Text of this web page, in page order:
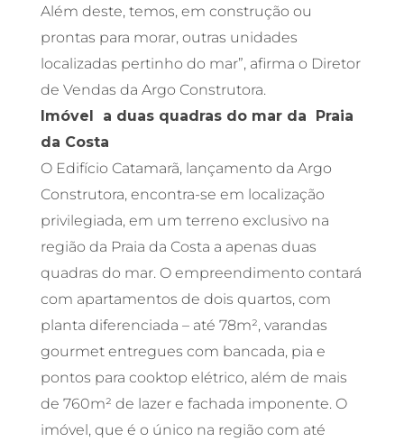
Além deste, temos, em construção ou
prontas para morar, outras unidades
localizadas pertinho do mar”, afirma o Diretor
de Vendas da Argo Construtora.
Imóvel a duas quadras do mar da Praia
da Costa
O Edifício Catamarã, lançamento da Argo
Construtora, encontra-se em localização
privilegiada, em um terreno exclusivo na
região da Praia da Costa a apenas duas
quadras do mar. O empreendimento contará
com apartamentos de dois quartos, com
planta diferenciada – até 78m², varandas
gourmet entregues com bancada, pia e
pontos para cooktop elétrico, além de mais
de 760m² de lazer e fachada imponente. O
imóvel, que é o único na região com até